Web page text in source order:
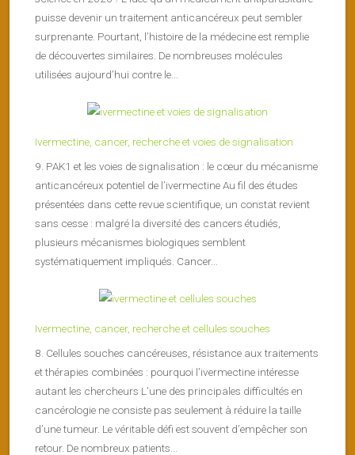
puisse devenir un traitement anticancéreux peut sembler
surprenante. Pourtant, l’histoire de la médecine est remplie
de découvertes similaires. De nombreuses molécules
utilisées aujourd’hui contre le...
Ivermectine, cancer, recherche et voies de signalisation
9. PAK1 et les voies de signalisation : le cœur du mécanisme
anticancéreux potentiel de l’ivermectine Au fil des études
présentées dans cette revue scientifique, un constat revient
sans cesse : malgré la diversité des cancers étudiés,
plusieurs mécanismes biologiques semblent
systématiquement impliqués. Cancer...
Ivermectine, cancer, recherche et cellules souches
8. Cellules souches cancéreuses, résistance aux traitements
et thérapies combinées : pourquoi l’ivermectine intéresse
autant les chercheurs L’une des principales difficultés en
cancérologie ne consiste pas seulement à réduire la taille
d’une tumeur. Le véritable défi est souvent d’empêcher son
retour. De nombreux patients...